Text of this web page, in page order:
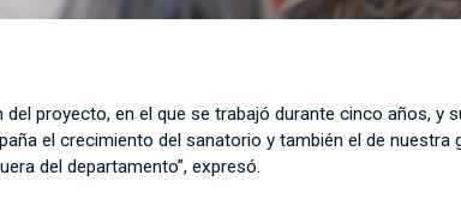
proyecto, en el que se trabajó durante cinco años, y
el crecimiento del sanatorio y también el de nuestra
del departamento”, expresó.